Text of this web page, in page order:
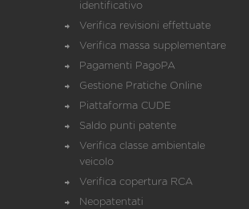
identificativo
Verifica revisioni effettuate
Verifica massa supplementare
Pagamenti PagoPA
Gestione Pratiche Online
Piattaforma CUDE
Saldo punti patente
Verifica classe ambientale
veicolo
Verifica copertura RCA
Neopatentati